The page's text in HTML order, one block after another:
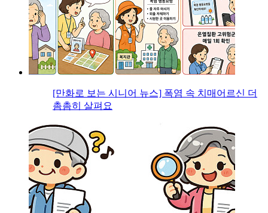
[만화로 보는 시니어 뉴스] 폭염 속 치매어르신 더
촘촘히 살펴요